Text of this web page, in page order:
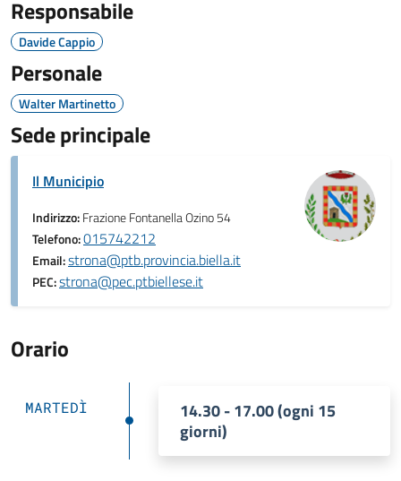
Responsabile
Davide Cappio
Personale
Walter Martinetto
Sede principale
Il Municipio
Indirizzo:Frazione Fontanella Ozino 54
Telefono:015742212
Email:strona@ptb.provincia.biella.it
PEC:strona@pec.ptbiellese.it
Orario
MARTEDÌ
14.30 - 17.00 (ogni 15
giorni)